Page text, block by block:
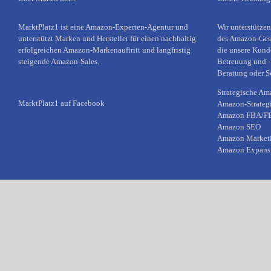
MarktPlatz1 ist eine Amazon-Experten-Agentur und
unterstützt Marken und Hersteller für einen nachhaltig
erfolgreichen Amazon-Markenauftritt und langfristig
steigende Amazon-Sales.
MarktPlatz1 auf Facebook
Wir
des Amazon-
die unsere
Betreuung und
Beratung oder
Strategische
Amazon-
Amazon FBA/
Amazon SEO
Amazon
Amazon